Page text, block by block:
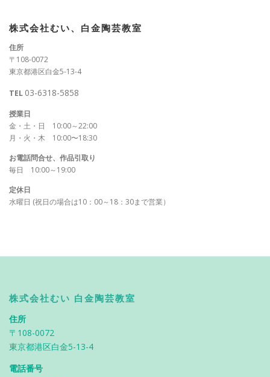
株式会社むい、白金陶芸教室
住所
〒108-0072
東京都港区白金5-13-4
TEL 03-6318-5858
授業日
金・土・日 10:00～22:00
月・火・木 10:00〜18:30
お電話問合せ、作品引取り
毎日 10:00～19:00
定休日
水曜日 (祝日の場合は10：00～18：30まで営業）
株式会社むい 白金陶芸教室
住所
〒108-0072
東京都港区白金5-13-4
電話番号